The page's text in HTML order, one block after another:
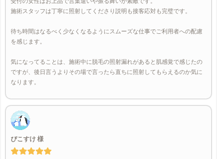
施術スタッフは丁寧に照射してくださり説明も接客応対も完璧です。
待ち時間はなるべく少なくなるようにスムーズな仕事でご利用者への配慮
を感じます。
気になってることは、施術中に脱毛の照射漏れがあると肌感覚で感じたの
ですが、後日言うよりその場で言ったら直ちに照射してもらえるのか気に
なります。
ぴこすけ